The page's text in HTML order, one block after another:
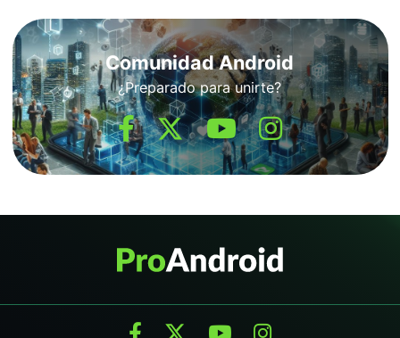
Comunidad Android
¿Preparado para unirte?